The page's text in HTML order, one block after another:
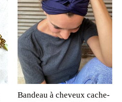
Bandeau à cheveux cache-